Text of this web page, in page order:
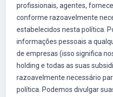
profissionais, agentes,
conforme razoavelmente
estabelecidos nesta política.
informações pessoais a
de empresas (isso significa
holding e todas as suas
razoavelmente necessário
política. Podemos divulgar